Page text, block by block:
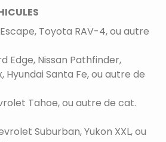
Toyota RAV-4, ou autre
Edge, Nissan Pathfinder,
Hyundai Santa Fe, ou autre de
Tahoe, ou autre de cat.
Suburban, Yukon XXL, ou